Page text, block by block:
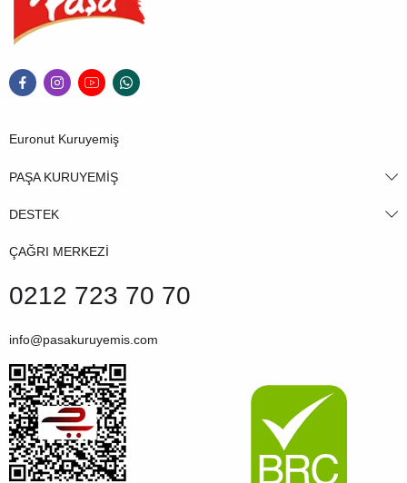
Euronut Kuruyemiş
PAŞA KURUYEMİŞ
DESTEK
ÇAĞRI MERKEZİ
0212 723 70 70
info@pasakuruyemis.com